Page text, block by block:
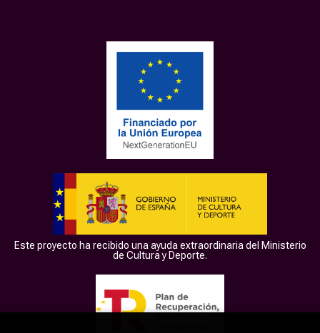
Este proyecto ha recibido una ayuda extraordinaria del Ministerio
de Cultura y Deporte.